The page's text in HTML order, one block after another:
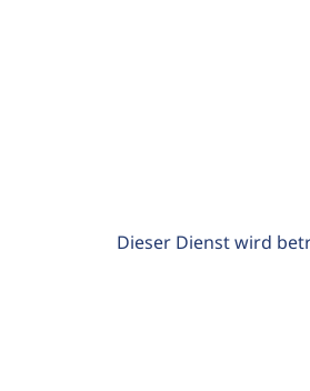
Dieser Dienst wird